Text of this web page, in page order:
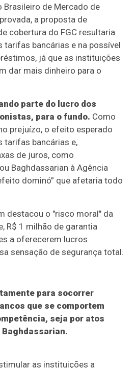
de Mercado de
a proposta de
cobertura do FGC resultaria
tarifas bancárias e na possível
já que as instituições
dar mais dinheiro para o
parte do lucro dos
para o fundo. Como
prejuízo, o efeito esperado
tarifas bancárias e,
de juros, como
Baghdassarian à Agência
dominó” que afetaria todo
destacou o "risco moral" da
R$ 1 milhão de garantia
a oferecerem lucros
sensação de segurança total.
para socorrer
que se comportem
seja por atos
as instituições a